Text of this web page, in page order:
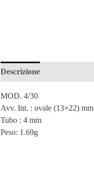
Descrizione
MOD. 4/30
Avv. Int. : ovale (13×22) mm
Tubo : 4 mm
Peso: 1.69g